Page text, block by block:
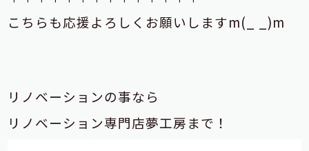
こちらも応援よろしくお願いしますm(_ _)m
リノベーションの事なら
リノベーション専門店夢工房まで！